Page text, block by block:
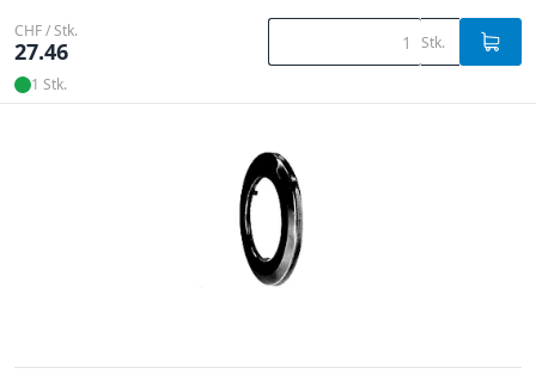
CHF / Stk.
27.46 Stk.
1 Stk.